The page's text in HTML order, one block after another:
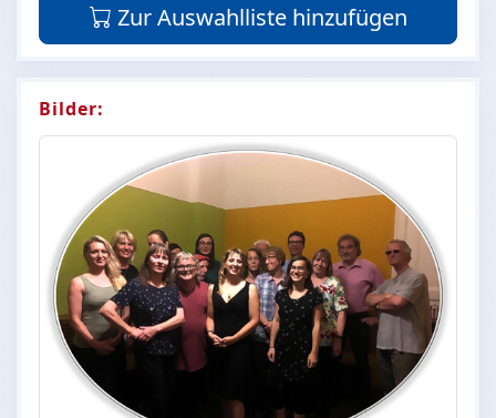
Zur Auswahlliste hinzufügen
Bilder: